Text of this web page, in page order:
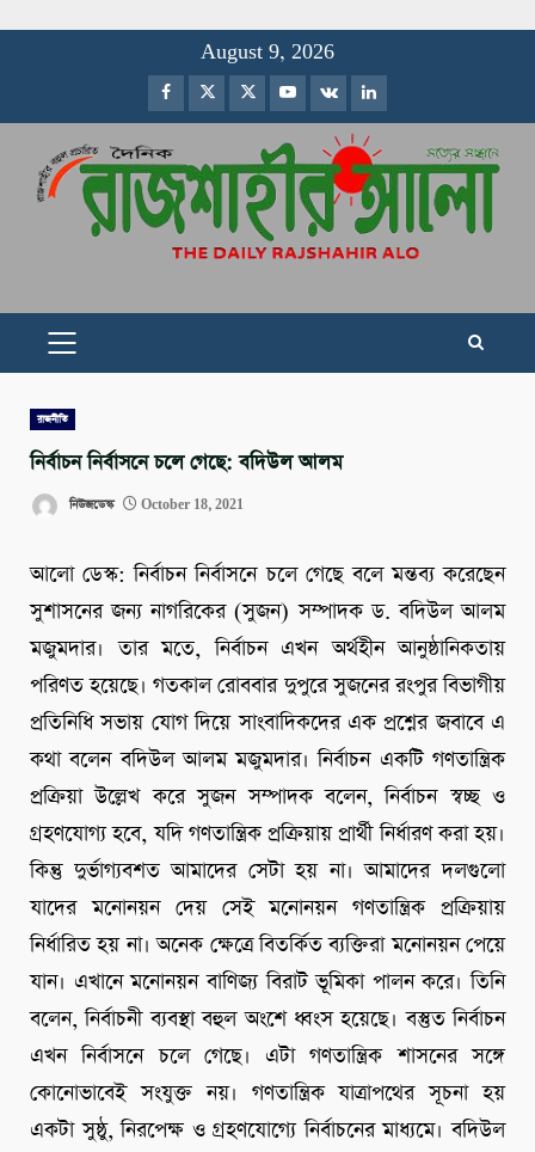
August 9, 2026
Facebook
TwitterInstagram
Youtube
VK LinkedIn
PRIMARY
রাজনীতি
নির্বাচন নির্বাসনে চলে গেছে: বদিউল আলম
নিউজডেস্ক October 18, 2021
আলো ডেস্ক: নির্বাচন নির্বাসনে চলে গেছে বলে মন্তব্য করেছেন
সুশাসনের জন্য নাগরিকের (সুজন) সম্পাদক ড. বদিউল আলম
মজুমদার। তার মতে, নির্বাচন এখন অর্থহীন আনুষ্ঠানিকতায়
পরিণত হয়েছে। গতকাল রোববার দুপুরে সুজনের রংপুর বিভাগীয়
প্রতিনিধি সভায় যোগ দিয়ে সাংবাদিকদের এক প্রশ্নের জবাবে এ
কথা বলেন বদিউল আলম মজুমদার। নির্বাচন একটি গণতান্ত্রিক
প্রক্রিয়া উল্লেখ করে সুজন সম্পাদক বলেন, নির্বাচন স্বচ্ছ ও
গ্রহণযোগ্য হবে, যদি গণতান্ত্রিক প্রক্রিয়ায় প্রার্থী নির্ধারণ করা হয়।
কিন্তু দুর্ভাগ্যবশত আমাদের সেটা হয় না। আমাদের দলগুলো
যাদের মনোনয়ন দেয় সেই মনোনয়ন গণতান্ত্রিক প্রক্রিয়ায়
নির্ধারিত হয় না। অনেক ক্ষেত্রে বিতর্কিত ব্যক্তিরা মনোনয়ন পেয়ে
যান। এখানে মনোনয়ন বাণিজ্য বিরাট ভূমিকা পালন করে। তিনি
বলেন, নির্বাচনী ব্যবস্থা বহুল অংশে ধ্বংস হয়েছে। বস্তুত নির্বাচন
এখন নির্বাসনে চলে গেছে। এটা গণতান্ত্রিক শাসনের সঙ্গে
কোনোভাবেই সংযুক্ত নয়। গণতান্ত্রিক যাত্রাপথের সূচনা হয়
একটা সুষ্ঠু, নিরপেক্ষ ও গ্রহণযোগ্যে নির্বাচনের মাধ্যমে। বদিউল